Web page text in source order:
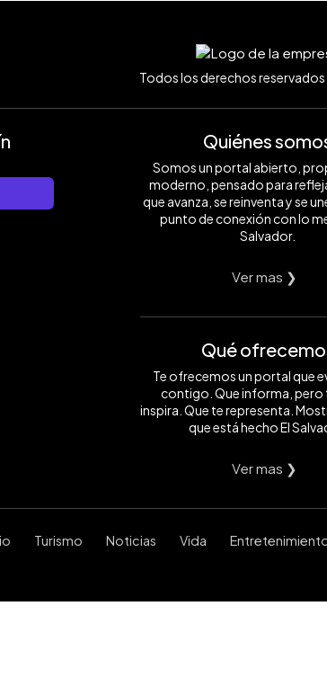
Todos los derechos
Quiénes
Somos un portal abierto,
moderno, pensado para
que avanza, se reinventa y se
punto de conexión con lo
Salvador.
Ver mas ❯
Qué
Te ofrecemos un portal que
contigo. Que informa, pero
inspira. Que te representa.
que está hecho El
Ver mas ❯
Turismo Noticias Vida